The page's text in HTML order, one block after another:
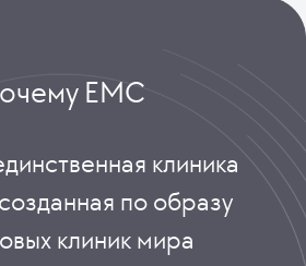
ЕМС
клиника
по образу
клиник мира